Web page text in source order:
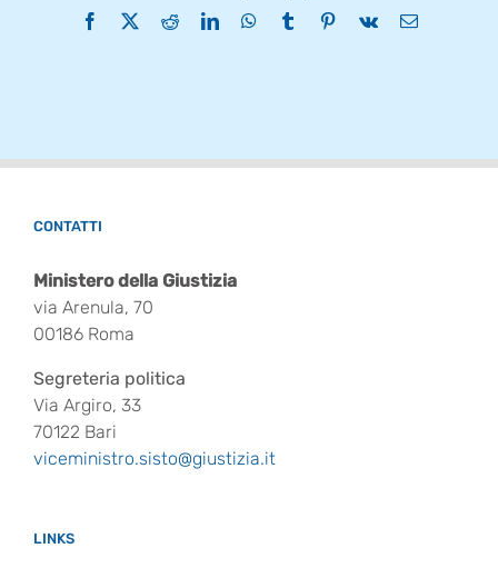
Facebook
X RedditLinkedInWhatsApp
TumblrPinterest
Vk Email
CONTATTI
Ministero della Giustizia
via Arenula, 70
00186 Roma
Segreteria politica
Via Argiro, 33
70122 Bari
viceministro.sisto@giustizia.it
LINKS